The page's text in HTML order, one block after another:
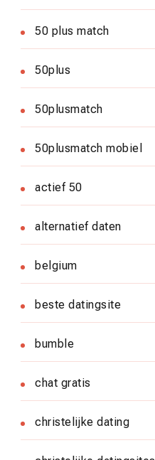
50 plus match
50plus
50plusmatch
50plusmatch mobiel
actief 50
alternatief daten
belgium
beste datingsite
bumble
chat gratis
christelijke dating